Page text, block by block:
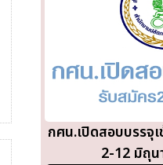
กศน.เปิดสอบบรรจุ
2-12 มิถุ